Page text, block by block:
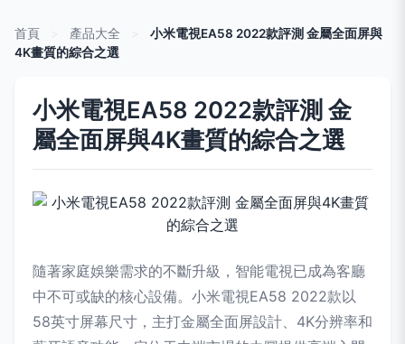
首頁 產品大全
小米電視EA58 2022款評測 金屬全面屏與
4K畫質的綜合之選
小米電視EA58 2022款評測 金
屬全面屏與4K畫質的綜合之選
隨著家庭娛樂需求的不斷升級，智能電視已成為客廳
中不可或缺的核心設備。小米電視EA58 2022款以
58英寸屏幕尺寸，主打金屬全面屏設計、4K分辨率和